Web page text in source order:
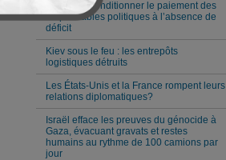
Milei veut conditionner le paiement des
responsables politiques à l’absence de
déficit
Kiev sous le feu : les entrepôts
logistiques détruits
Les États-Unis et la France rompent leurs
relations diplomatiques?
Israël efface les preuves du génocide à
Gaza, évacuant gravats et restes
humains au rythme de 100 camions par
jour